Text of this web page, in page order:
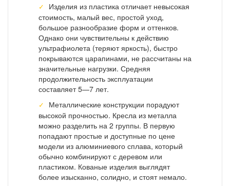
Изделия из пластика отличает невысокая
стоимость, малый вес, простой уход,
большое разнообразие форм и оттенков.
Однако они чувствительны к действию
ультрафиолета (теряют яркость), быстро
покрываются царапинами, не рассчитаны на
значительные нагрузки. Средняя
продолжительность эксплуатации
составляет 5—7 лет.
Металлические конструкции порадуют
высокой прочностью. Кресла из металла
можно разделить на 2 группы. В первую
попадают простые и доступные по цене
модели из алюминиевого сплава, который
обычно комбинируют с деревом или
пластиком. Кованые изделия выглядят
более изысканно, солидно, и стоят немало.